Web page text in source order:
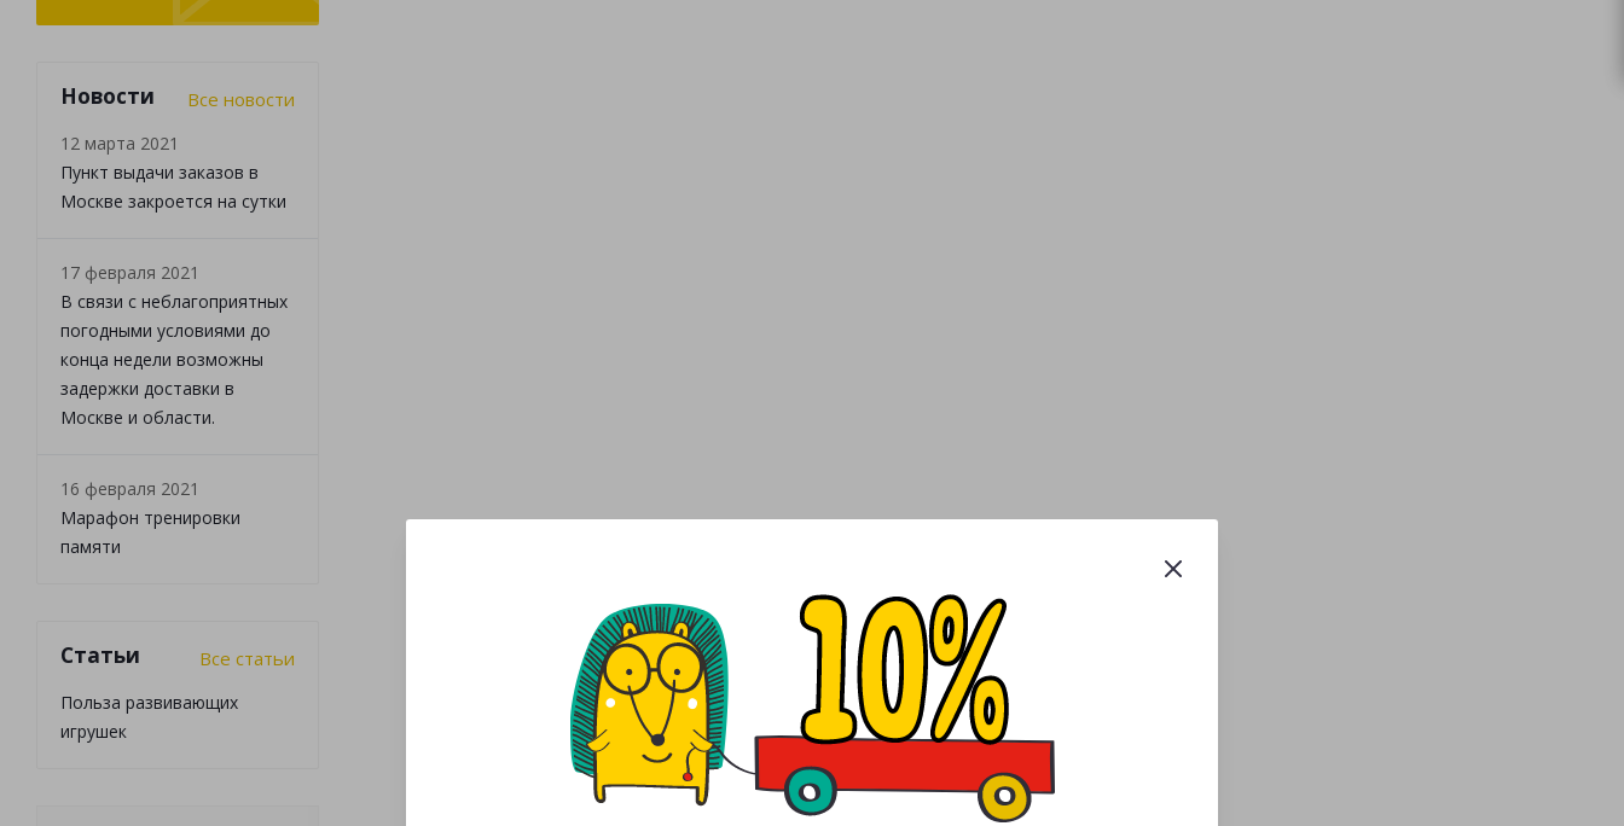
Новости Все новости
12 марта 2021
Пункт выдачи заказов в
Москве закроется на сутки
17 февраля 2021
В связи с неблагоприятных
погодными условиями до
конца недели возможны
задержки доставки в
Москве и области.
16 февраля 2021
Марафон тренировки
памяти
Статьи Все статьи
Польза развивающих
игрушек